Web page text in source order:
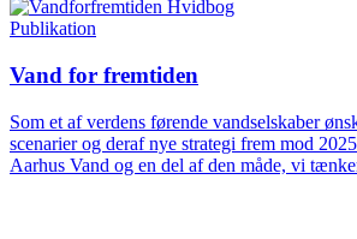
Publikation
Vand for fremtiden
Som et af verdens førende vandselskaber
scenarier og deraf nye strategi frem mod
Aarhus Vand og en del af den måde, vi